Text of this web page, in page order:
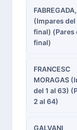
(Impares del
final) (Pares
final)
FRANCESC
MORAGAS
del 1 al 63)
2 al 64)
GALVANI